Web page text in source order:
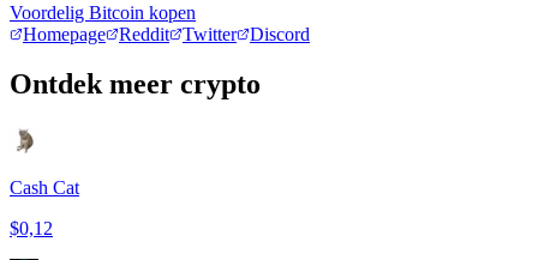
Voordelig Bitcoin kopen
Homepage
Reddit Twitter Discord
Ontdek meer crypto
Cash Cat
$0,12